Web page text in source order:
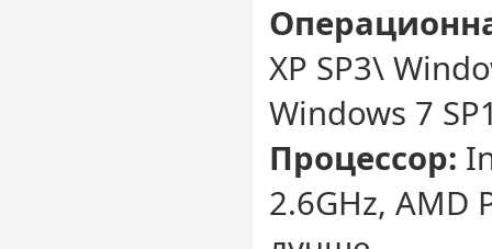
XP SP3\
Windows 7
Процессор:
2.6GHz, AMD